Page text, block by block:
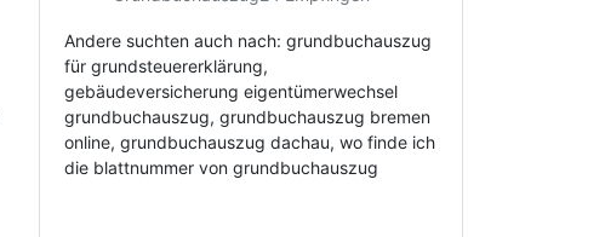
Andere suchten auch nach: grundbuchauszug
für grundsteuererklärung,
gebäudeversicherung eigentümerwechsel
grundbuchauszug, grundbuchauszug bremen
online, grundbuchauszug dachau, wo finde ich
die blattnummer von grundbuchauszug